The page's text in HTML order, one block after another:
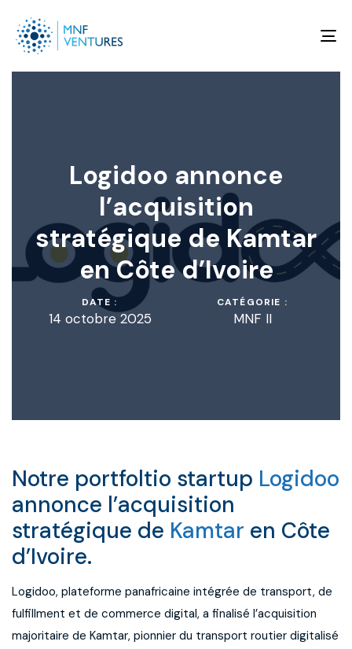
Logidoo annonce
l’acquisition
stratégique de Kamtar
en Côte d’Ivoire
DATE :
14 octobre 2025
CATÉGORIE :
MNF II
Notre portfoltio startup Logidoo
annonce l’acquisition
stratégique de Kamtar en Côte
d’Ivoire.
Logidoo, plateforme panafricaine intégrée de transport, de
fulfillment et de commerce digital, a finalisé l’acquisition
majoritaire de Kamtar, pionnier du transport routier digitalisé